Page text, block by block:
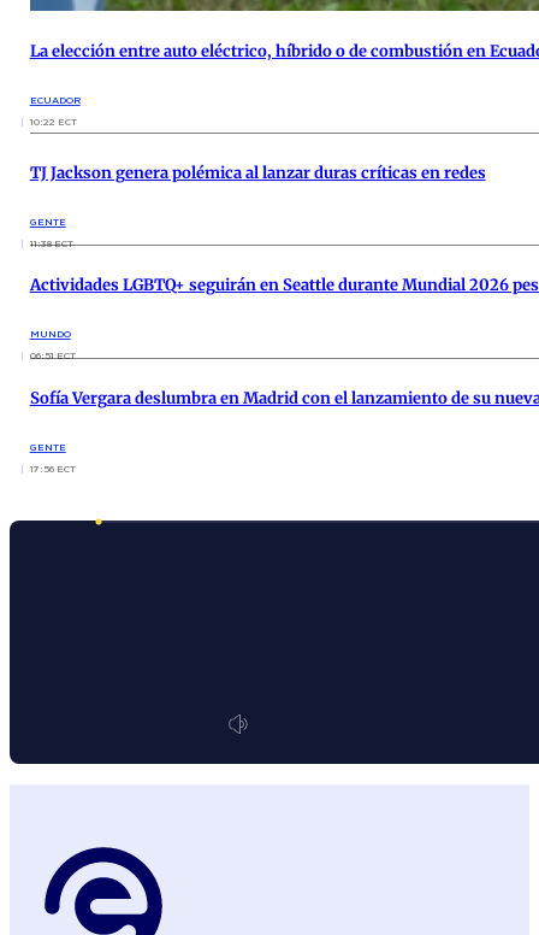
La elección entre auto eléctrico, híbrido o de combustión en
ECUADOR
10:22 ECT
TJ Jackson genera polémica al lanzar duras críticas en redes
GENTE
11:38 ECT
Actividades LGBTQ+ seguirán en Seattle durante Mundial 2026
MUNDO
06:51 ECT
Sofía Vergara deslumbra en Madrid con el lanzamiento de su
GENTE
17:56 ECT